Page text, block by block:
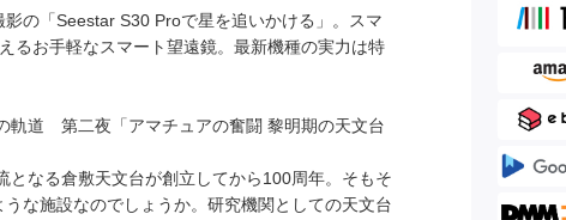
の「Seestar S30 Proで星を追いかける」。スマ
るお手軽なスマート望遠鏡。最新機種の実力は特
道 第二夜「アマチュアの奮闘 黎明期の天文台
となる倉敷天文台が創立してから100周年。そもそ
な施設なのでしょうか。研究機関としての天文台